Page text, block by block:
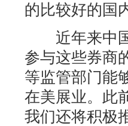
的比较好的国
近年来中国
参与这些券商
等监管部门能
在美展业。此
我们还将积极